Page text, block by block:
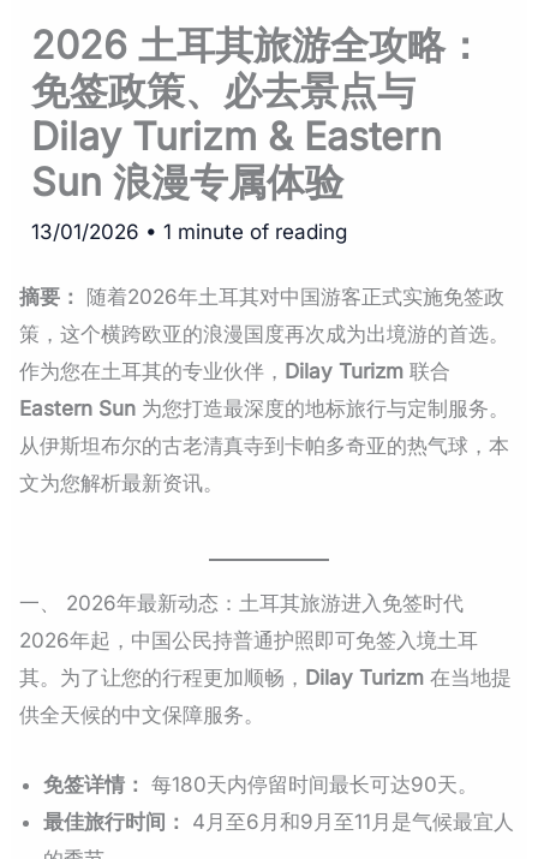
2026 土耳其旅游全攻略：
免签政策、必去景点与
Dilay Turizm & Eastern
Sun 浪漫专属体验
13/01/2026 •1 minute of reading
摘要：
随着2026年土耳其对中国游客正式实施免签政
策，这个横跨欧亚的浪漫国度再次成为出境游的首选。
作为您在土耳其的专业伙伴， Dilay Turizm 联合
Eastern Sun 为您打造最深度的地标旅行与定制服务。
从伊斯坦布尔的古老清真寺到卡帕多奇亚的热气球，本
文为您解析最新资讯。
一、 2026年最新动态：土耳其旅游进入免签时代
2026年起，中国公民持普通护照即可免签入境土耳
其。为了让您的行程更加顺畅， Dilay Turizm 在当地提
供全天候的中文保障服务。
免签详情： 每180天内停留时间最长可达90天。
最佳旅行时间：
4月至6月和9月至11月是气候最宜人